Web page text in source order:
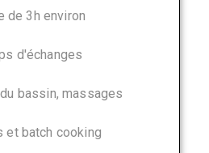
de 3h environ
d'échanges
bassin, massages
et batch cooking